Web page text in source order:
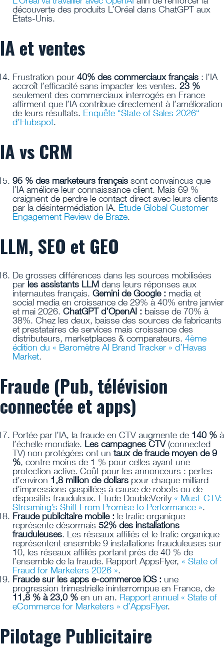
découverte des produits L’Oréal dans ChatGPT aux
États-Unis.
IA et ventes
Frustration pour 40% des commerciaux français : l’IA
accroît l’efficacité sans impacter les ventes. 23 %
seulement des commerciaux interrogés en France
affirment que l’IA contribue directement à l’amélioration
de leurs résultats. Enquête “State of Sales 2026“
d’Hubspot.
IA vs CRM
95 % des marketeurs français sont convaincus que
l’IA améliore leur connaissance client. Mais 69 %
craignent de perdre le contact direct avec leurs clients
par la désintermédiation IA. Étude Global Customer
Engagement Review de Braze.
LLM, SEO et GEO
De grosses différences dans les sources mobilisées
par les assistants LLM dans leurs réponses aux
internautes français. Gemini de Google : media et
social media en croissance de 29% à 40% entre janvier
et mai 2026. ChatGPT d’OpenAI : baisse de 70% à
38%. Chez les deux, baisse des sources de fabricants
et prestataires de services mais croissance des
distributeurs, marketplaces & comparateurs. 4ème
édition du « Baromètre AI Brand Tracker » d’Havas
Market.
Fraude (Pub, télévision
connectée et apps)
Portée par l’IA, la fraude en CTV augmente de 140 % à
l’échelle mondiale. Les campagnes CTV(connected
TV) non protégées ont un taux de fraude moyen de 9
%, contre moins de 1 % pour celles ayant une
protection active. Coût pour les annonceurs : pertes
d’environ 1,8 million de dollars pour chaque milliard
d’impressions gaspillées à cause de robots ou de
dispositifs frauduleux. Étude DoubleVerify « Must-CTV:
Streaming’s Shift From Promise to Performance ».
Fraude publicitaire mobile : le trafic organique
représente désormais 52% des installations
frauduleuses. Les réseaux affiliés et le trafic organique
représentent ensemble 9 installations frauduleuses sur
10, les réseaux affiliés portant près de 40 % de
l’ensemble de la fraude. Rapport AppsFlyer, « State of
Fraud for Marketers 2026 ».
Fraude sur les apps e-commerce iOS : une
progression trimestrielle ininterrompue en France, de
11,8 % à 23,0 % en un an. Rapport annuel « State of
eCommerce for Marketers » d’AppsFlyer.
Pilotage Publicitaire